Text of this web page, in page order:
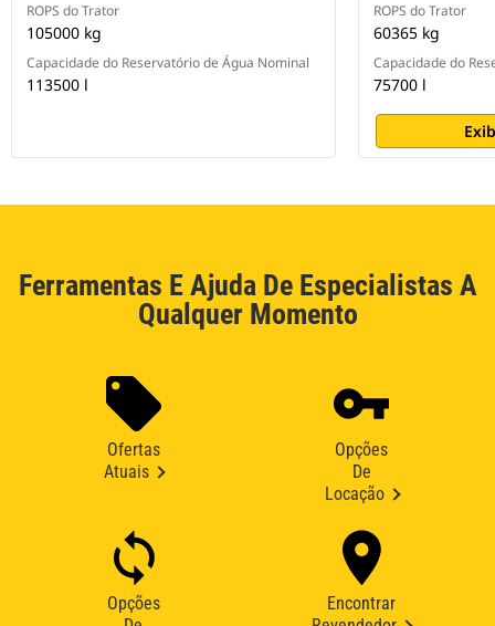
ROPS do Trator
105000 kg
Capacidade do Reservatório de Água Nominal
113500 l
ROPS do Trator
60365 kg
Capacidade do
75700 l
Ferramentas E Ajuda De Especialistas A
Qualquer Momento
Ofertas
Atuais
Opções
De
Locação
Opções
Encontrar